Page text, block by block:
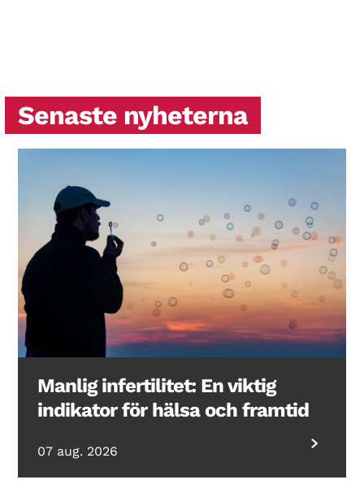
Senaste nyheterna
Manlig infertilitet: En viktig
indikator för hälsa och framtid
07 aug. 2026